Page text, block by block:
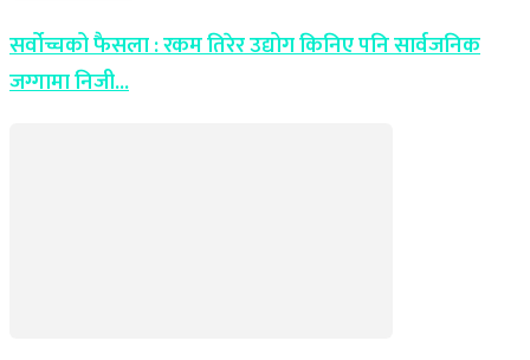
सर्वोच्चको फैसला : रकम तिरेर उद्योग किनिए पनि सार्वजनिक
जग्गामा निजी...